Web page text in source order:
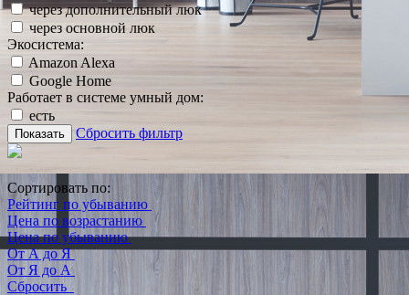
через дополнительный люк
через основной люк
Экосистема:
Amazon Alexa
Google Home
Работает в системе умный дом:
есть
Показать Сбросить фильтр
Сортировать по:
Рейтинг по убыванию
Цена по возрастанию
Цена по убыванию
От А до Я
От Я до А
Сбросить